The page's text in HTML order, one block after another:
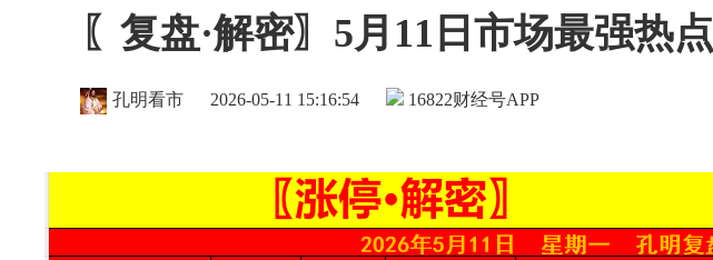
〖复盘·解密〗5月11日市场最强热点
财经号APP
孔明看市 2026-05-11 15:16:54 16822